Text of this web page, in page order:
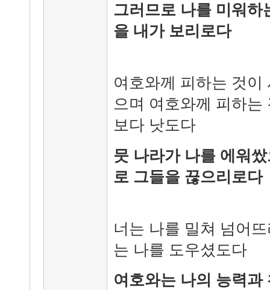
그러므로 나를 미워하
을 내가 보리로다
여호와께 피하는 것이
으며 여호와께 피하는
보다 낫도다
뭇 나라가 나를 에워
로 그들을 끊으리로다
너는 나를 밀쳐 넘어
는 나를 도우셨도다
여호와는 나의 능력과